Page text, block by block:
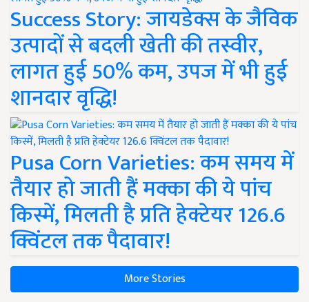
Success Story: जायडेक्स के जैविक
उत्पादों से बदली खेती की तस्वीर,
लागत हुई 50% कम, उपज में भी हुई
शानदार वृद्धि!
Pusa Corn Varieties: कम समय में
तैयार हो जाती हैं मक्का की ये पांच
किस्में, मिलती है प्रति हेक्टेयर 126.6
क्विंटल तक पैदावार!
More Stories